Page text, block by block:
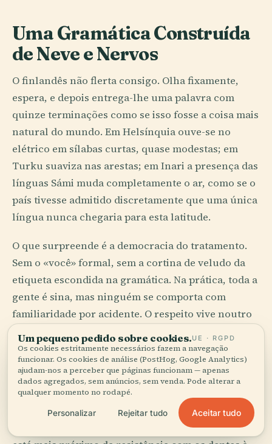
Uma Gramática Construída
de Neve e Nervos
O finlandês não flerta consigo. Olha fixamente,
espera, e depois entrega-lhe uma palavra com
quinze terminações como se isso fosse a coisa mais
natural do mundo. Em Helsínquia ouve-se no
elétrico em sílabas curtas, quase modestas; em
Turku suaviza nas arestas; em Inari a presença das
línguas Sámi muda completamente o ar, como se o
país tivesse admitido discretamente que uma única
língua nunca chegaria para esta latitude.
O que surpreende é a democracia do tratamento.
Sem o «você» formal, sem a cortina de veludo da
etiqueta escondida na gramática. Na prática, toda a
gente é sina, mas ninguém se comporta com
familiaridade por acidente. O respeito vive noutro
lugar: no timing, na recusa em interromper, na
pequena pausa sagrada antes de responder. O
silêncio aqui não é embaraçoso. O silêncio é
pensamento tornado audível.
Depois chegam os troféus intraduzíveis. Sisu,
exportado e mal traduzido como otimismo, quando
Um pequeno pedido sobre cookies.UE · RGPD
Os cookies estritamente necessários fazem a navegação
funcionar. Os cookies de análise (PostHog, Google Analytics)
ajudam-nos a perceber que páginas funcionam — apenas
dados agregados, sem anúncios, sem venda. Pode alterar a
qualquer momento no rodapé.
Personalizar Rejeitar tudo Aceitar tudo